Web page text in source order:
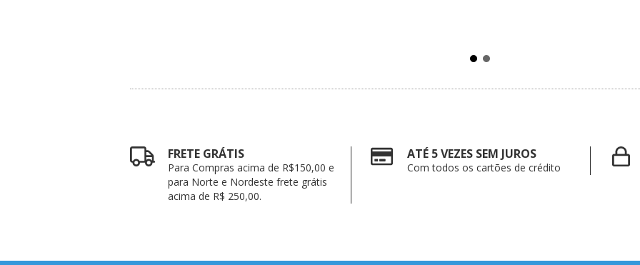
FRETE GRÁTIS
Para Compras acima de R$150,00 e
para Norte e Nordeste frete grátis
acima de R$ 250,00.
ATÉ 5 VEZES SEM JUROS
Com todos os cartões de crédito